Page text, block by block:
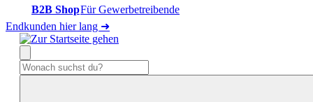
B2B ShopFür Gewerbetreibende
Endkunden hier lang ➜